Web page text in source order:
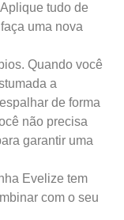
tudo de
uma nova
Quando você
a
de forma
não precisa
garantir uma
Evelize tem
com o seu